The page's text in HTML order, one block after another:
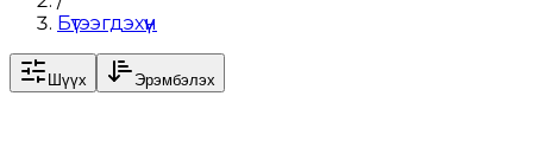
Бүтээгдэхүүн
Шүүх Эрэмбэлэх